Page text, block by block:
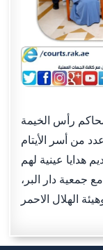
رأس الخيمة
من أسر الأيتام
هدايا عينية لهم
جمعية دار البر،